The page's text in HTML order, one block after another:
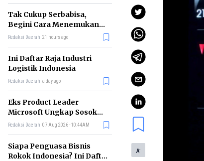
Tak Cukup Serbabisa,
Begini Cara Menemukan
'Spike' agar CV Dilirik HR
Redaksi Daerah 21 hours ago
Ini Daftar Raja Industri
Logistik Indonesia
Redaksi Daerah a day ago
Eks Product Leader
Microsoft Ungkap Sosok
yang Paling Cocok
Redaksi Daerah 07 Aug 2026 - 10:44AM
Siapa Penguasa Bisnis
Rokok Indonesia? Ini Daftar
A-